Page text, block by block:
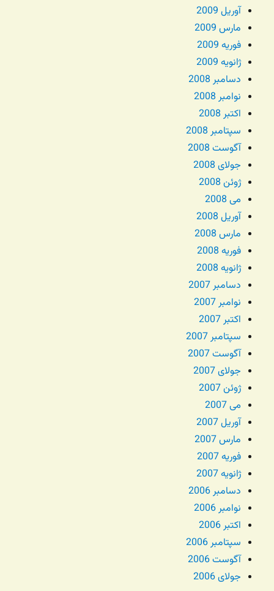
آوریل 2009
مارس 2009
فوریه 2009
ژانویه 2009
دسامبر 2008
نوامبر 2008
اکتبر 2008
سپتامبر 2008
آگوست 2008
جولای 2008
ژوئن 2008
می 2008
آوریل 2008
مارس 2008
فوریه 2008
ژانویه 2008
دسامبر 2007
نوامبر 2007
اکتبر 2007
سپتامبر 2007
آگوست 2007
جولای 2007
ژوئن 2007
می 2007
آوریل 2007
مارس 2007
فوریه 2007
ژانویه 2007
دسامبر 2006
نوامبر 2006
اکتبر 2006
سپتامبر 2006
آگوست 2006
جولای 2006